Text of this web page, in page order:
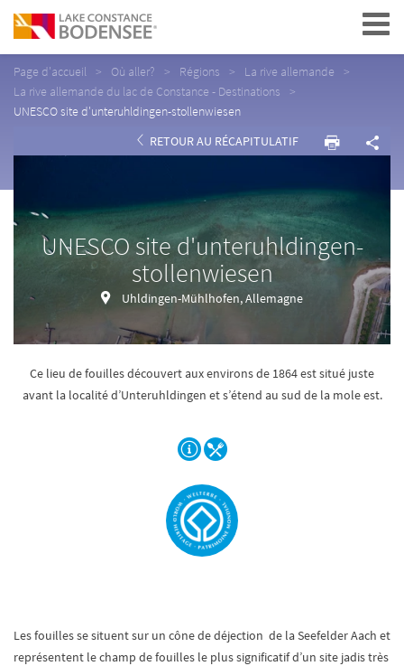
Navigation
Page d'accueil Où aller? Régions
La rive allemande
La rive allemande du lac de Constance - Destinations
UNESCO site d'unteruhldingen-stollenwiesen
RETOUR AU RÉCAPITULATIF
UNESCO site d'unteruhldingen-
stollenwiesen
Uhldingen-Mühlhofen, Allemagne
Ce lieu de fouilles découvert aux environs de 1864 est situé juste
avant la localité d’Unteruhldingen et s’étend au sud de la mole est.
Les fouilles se situent sur un cône de déjection de la Seefelder Aach et
représentent le champ de fouilles le plus significatif d’un site jadis très